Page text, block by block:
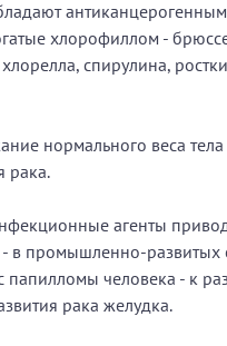
хлорофиллом -
спирулина,
нормального веса
рака.
агенты
промышленно-развитых
человека - к
рака желудка.